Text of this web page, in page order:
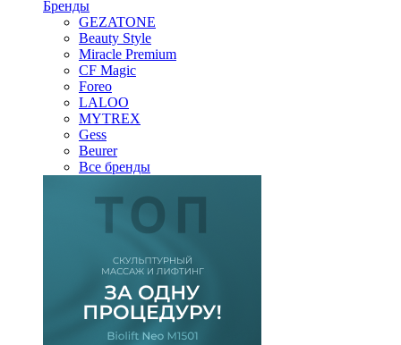
Бренды
GEZATONE
Beauty Style
Miracle Premium
CF Magic
Foreo
LALOO
MYTREX
Gess
Beurer
Все бренды